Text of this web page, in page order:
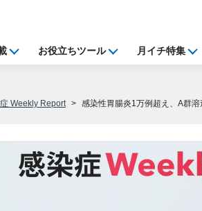
お役立ちツール 月イチ特集
Weekly Report 感染性胃腸炎1万例超え、A群溶